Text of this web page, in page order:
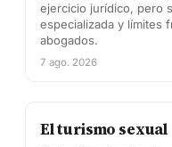
ejercicio jurídico, pero
especializada y límites
abogados.
7 ago. 2026
El turismo sexual